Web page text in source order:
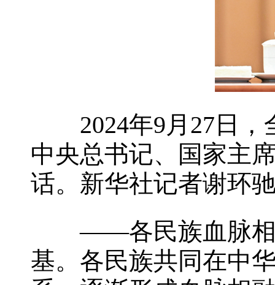
2024年9月27日
中央总书记、国家主
话。新华社记者谢环
——各民族血脉相融
基。各民族共同在中